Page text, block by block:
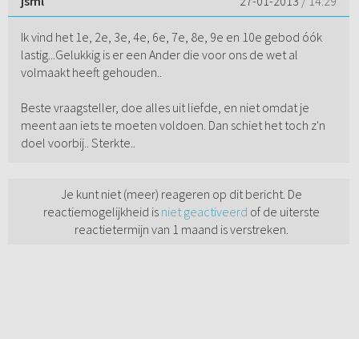
Ik vind het 1e, 2e, 3e, 4e, 6e, 7e, 8e, 9e en 10e gebod óók
lastig...Gelukkig is er een Ander die voor ons de wet al
volmaakt heeft gehouden..
Beste vraagsteller, doe alles uit liefde, en niet omdat je
meent aan iets te moeten voldoen. Dan schiet het toch z'n
doel voorbij.. Sterkte..
Je kunt niet (meer) reageren op dit bericht. De
reactiemogelijkheid is niet geactiveerd of de uiterste
reactietermijn van 1 maand is verstreken.